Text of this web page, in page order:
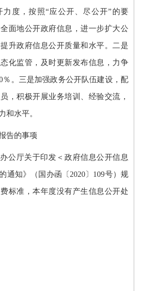
力度，按照“应公开、尽公开”的要
面地公开政府信息，进一步扩大公
升政府信息公开质量和水平。二是
化监管，及时更新发布信息，力争
％。三是加强政务公开队伍建设，配
，积极开展业务培训、经验交流，
和水平。
告的事项
公厅关于印发＜政府信息公开信息
通知》（国办函〔2020〕109号）规
标准，本年度没有产生信息公开处